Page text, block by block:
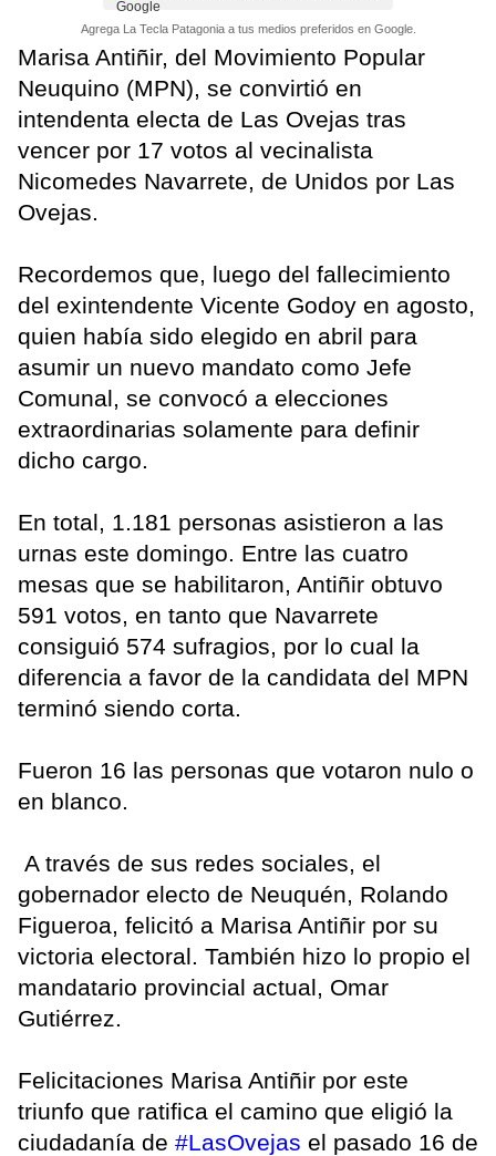
Agrega La Tecla Patagonia a tus medios preferidos en Google.
Marisa Antiñir, del Movimiento Popular
Neuquino (MPN), se convirtió en
intendenta electa de Las Ovejas tras
vencer por 17 votos al vecinalista
Nicomedes Navarrete, de Unidos por Las
Ovejas.
Recordemos que, luego del fallecimiento
del exintendente Vicente Godoy en agosto,
quien había sido elegido en abril para
asumir un nuevo mandato como Jefe
Comunal, se convocó a elecciones
extraordinarias solamente para definir
dicho cargo.
En total, 1.181 personas asistieron a las
urnas este domingo. Entre las cuatro
mesas que se habilitaron, Antiñir obtuvo
591 votos, en tanto que Navarrete
consiguió 574 sufragios, por lo cual la
diferencia a favor de la candidata del MPN
terminó siendo corta.
Fueron 16 las personas que votaron nulo o
en blanco.
A través de sus redes sociales, el
gobernador electo de Neuquén, Rolando
Figueroa, felicitó a Marisa Antiñir por su
victoria electoral. También hizo lo propio el
mandatario provincial actual, Omar
Gutiérrez.
Felicitaciones Marisa Antiñir por este
triunfo que ratifica el camino que eligió la
ciudadanía de #LasOvejas el pasado 16 de